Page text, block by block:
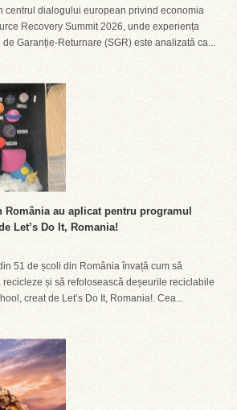
centrul dialogului european privind economia
Recovery Summit 2026, unde experiența
Garanție-Returnare (SGR) este analizată ca...
România au aplicat pentru programul
Let’s Do It, Romania!
51 de școli din România învață cum să
și să refolosească deșeurile reciclabile
creat de Let’s Do It, Romania!. Cea...